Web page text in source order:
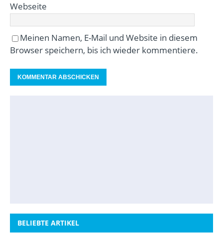
Webseite
Meinen Namen, E-Mail und Website in diesem
Browser speichern, bis ich wieder kommentiere.
BELIEBTE ARTIKEL